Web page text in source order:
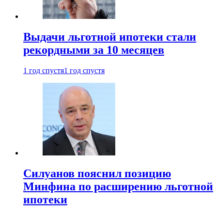
Выдачи льготной ипотеки стали
рекордными за 10 месяцев
1 год спустя1 год спустя
Силуанов пояснил позицию
Минфина по расширению льготной
ипотеки